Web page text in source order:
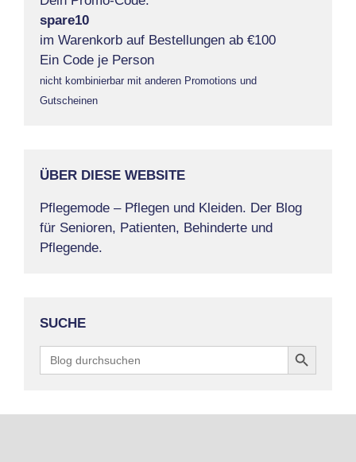
spare10
im Warenkorb auf Bestellungen ab €100
Ein Code je Person
nicht kombinierbar mit anderen Promotions und
Gutscheinen
ÜBER DIESE WEBSITE
Pflegemode – Pflegen und Kleiden. Der Blog
für Senioren, Patienten, Behinderte und
Pflegende.
SUCHE
Search
for:
Search Button